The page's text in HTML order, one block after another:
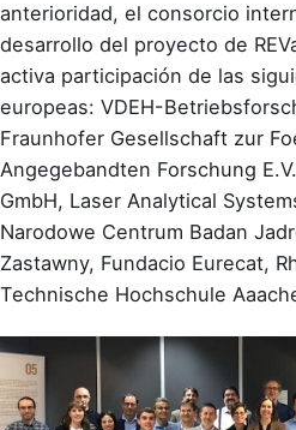
anterioridad, el consorcio
desarrollo del proyecto de
activa participación de las
europeas: VDEH-
Fraunhofer Gesellschaft zur
Angegebandten Forschung
GmbH, Laser Analytical
Narodowe Centrum Badan
Zastawny, Fundacio Eurecat,
Technische Hochschule